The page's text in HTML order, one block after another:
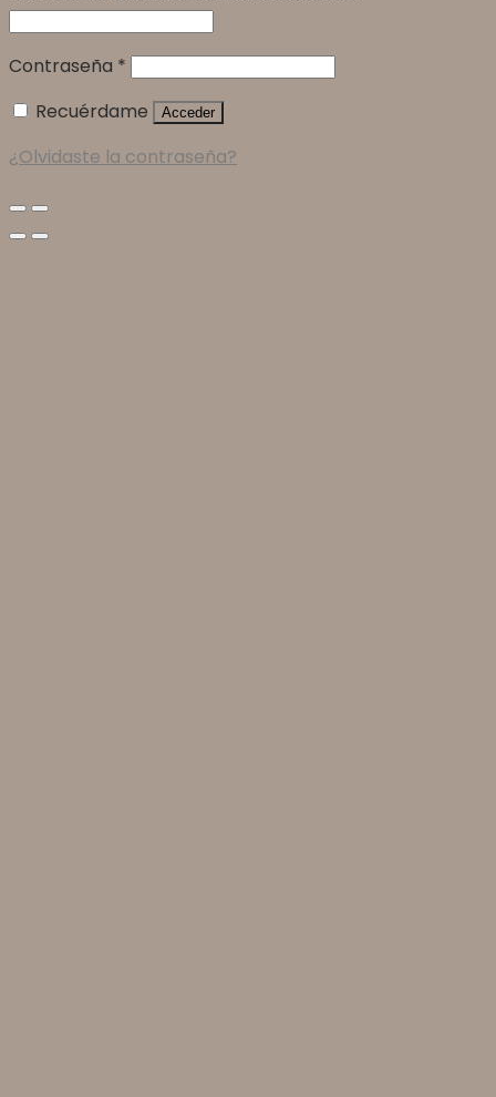
Contraseña *
Recuérdame
Acceder
¿Olvidaste la contraseña?